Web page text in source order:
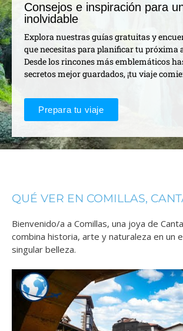
Consejos e inspiración para
inolvidable
Explora nuestras guías gratuitas y
que necesitas para planificar tu próxima
Desde los rincones más emblemáticos
secretos mejor guardados, ¡tu viaje
Prepara tu viaje
QUÉ VER EN COMILLAS,
Bienvenido/a a Comillas, una joya de
combina historia, arte y naturaleza en un
singular belleza.